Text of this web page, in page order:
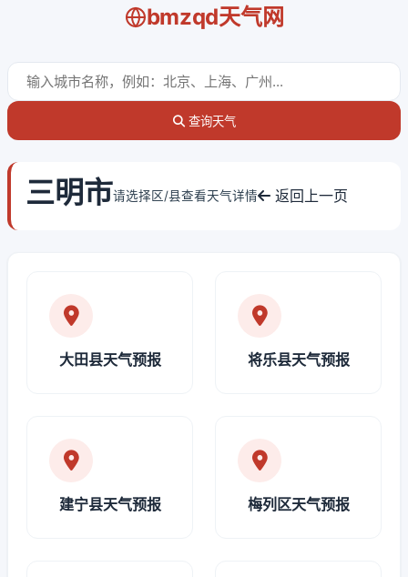
bmzqd天气网
查询天气
三明市请选择区/县查看天气详情 返回上一页
大田县天气预报 将乐县天气预报
建宁县天气预报 梅列区天气预报